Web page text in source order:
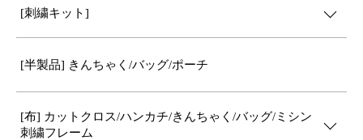
[刺繍キット]
[半製品] きんちゃく/バッグ/ポーチ
[布] カットクロス/ハンカチ/きんちゃく/バッグ/ミシン
刺繍フレーム